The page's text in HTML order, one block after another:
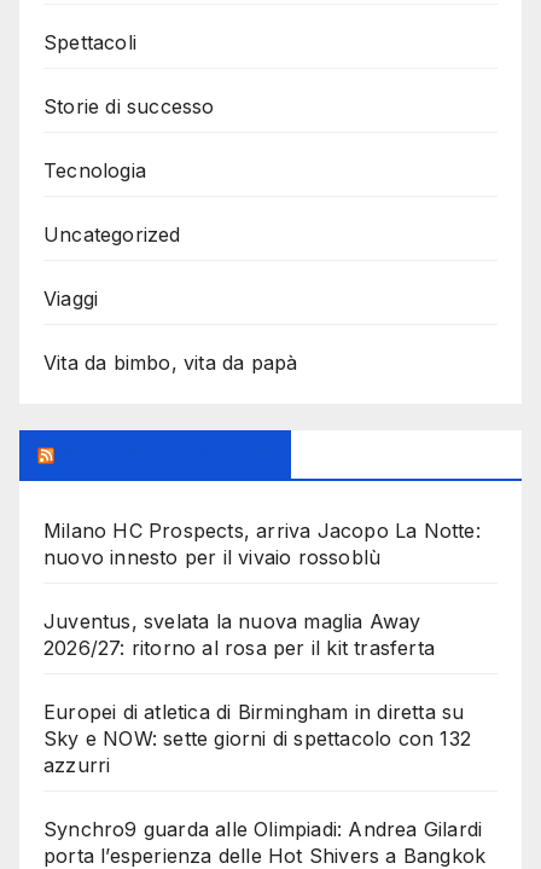
Spettacoli
Storie di successo
Tecnologia
Uncategorized
Viaggi
Vita da bimbo, vita da papà
Milano HC Prospects, arriva Jacopo La Notte:
nuovo innesto per il vivaio rossoblù
Juventus, svelata la nuova maglia Away
2026/27: ritorno al rosa per il kit trasferta
Europei di atletica di Birmingham in diretta su
Sky e NOW: sette giorni di spettacolo con 132
azzurri
Synchro9 guarda alle Olimpiadi: Andrea Gilardi
porta l’esperienza delle Hot Shivers a Bangkok